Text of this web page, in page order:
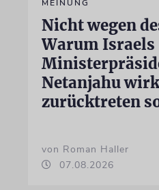
MEINUNG
Nicht wegen
Warum Israels
Netanjahu
zurücktreten
von Roman Haller
07.08.2026